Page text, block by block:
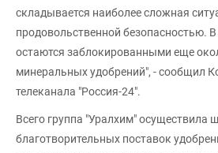
складывается наиболее сложная
продовольственной безопасностью.
остаются заблокированными еще
минеральных удобрений", - сообщил
телеканала "Россия-24".
Всего группа "Уралхим" осуществила
благотворительных поставок